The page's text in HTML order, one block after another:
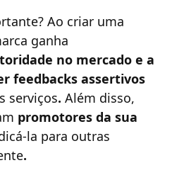
Ao criar uma
ganha
no mercado e a
feedbacks assertivos
serviços. Além disso,
promotores da sua
la para outras
.